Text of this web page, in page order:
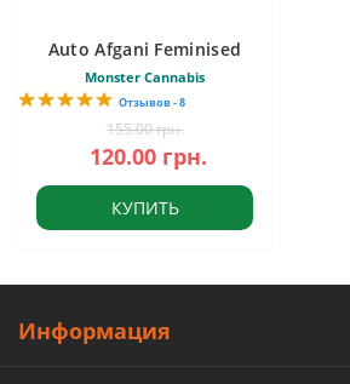
Auto Afgani Feminised
Monster Cannabis
Отзывов - 8
155.00 грн.
120.00 грн.
КУПИТЬ
Информация